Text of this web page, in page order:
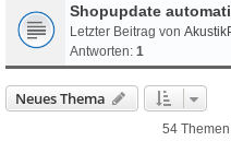
Shopupdate
Letzter Beitrag von
Antworten: 1
Neues Thema
54 Themen